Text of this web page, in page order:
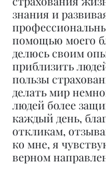
знания и
помощью моего
делюсь своим
приблизить
пользы
делать мир
людей более
каждый день,
откликам,
ко мне, я
верном